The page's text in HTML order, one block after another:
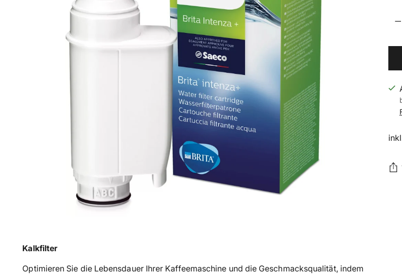
Kalkfilter
Optimieren Sie die Lebensdauer Ihrer Kaffeemaschine und die Geschmacksqualität, indem